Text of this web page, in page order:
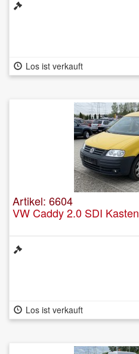
Los ist verkauft
Artikel: 6604
VW Caddy 2.0 SDI Kasten
Los ist verkauft